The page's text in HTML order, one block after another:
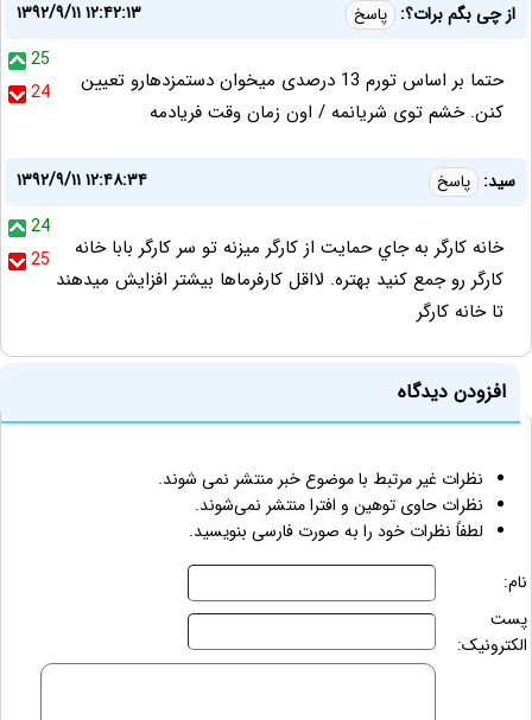
از چی بگم برات؟: پاسخ
۱۳۹۲/۹/۱۱ ۱۲:۴۲:۱۳
25
24
حتما بر اساس تورم 13 درصدی میخوان دستمزدهارو تعیین
کنن. خشم توی شریانمه / اون زمان وقت فریادمه
سيد: پاسخ
۱۳۹۲/۹/۱۱ ۱۲:۴۸:۳۴
24
25
خانه كارگر به جاي حمايت از كارگر ميزنه تو سر كارگر بابا خانه
كارگر رو جمع كنيد بهتره. لااقل كارفرماها بيشتر افزايش ميدهند
تا خانه كارگر
افزودن دیدگاه
نظرات غیر مرتبط با موضوع خبر منتشر نمی شوند.
نظرات حاوی توهین و افترا منتشر نمی‌شوند.
لطفاً نظرات خود را به صورت فارسی بنویسید.
نام:
پست
الکترونیک: